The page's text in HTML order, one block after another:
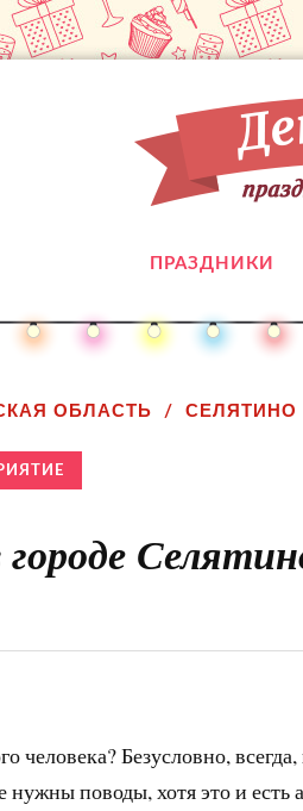
ПРАЗДНИКИ
ОБЛАСТЬ СЕЛЯТИНО
городе
человека? Безусловно,
поводы, хотя это и есть